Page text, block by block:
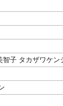
子 タカザワケン